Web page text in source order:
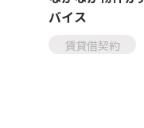
バイス
賃貸借契約